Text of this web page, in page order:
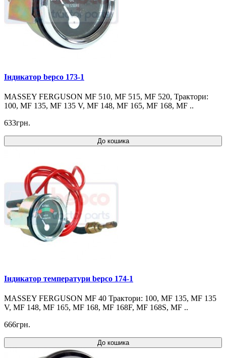
Індикатор bepco 173-1
MASSEY FERGUSON MF 510, MF 515, MF 520, Трактори:
100, MF 135, MF 135 V, MF 148, MF 165, MF 168, MF ..
633грн.
До кошика
Індикатор температури bepco 174-1
MASSEY FERGUSON MF 40 Трактори: 100, MF 135, MF 135
V, MF 148, MF 165, MF 168, MF 168F, MF 168S, MF ..
666грн.
До кошика